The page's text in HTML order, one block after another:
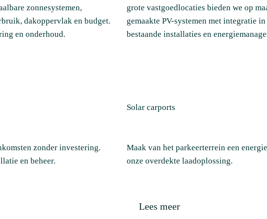
zonnesystemen,
dakoppervlak en budget.
en onderhoud.
grote vastgoedlocaties bieden we op
gemaakte PV-systemen met integratie in
bestaande installaties en
zonder investering.
en beheer.
Solar carports
Maak van het parkeerterrein een
onze overdekte laadoplossing.
Lees meer